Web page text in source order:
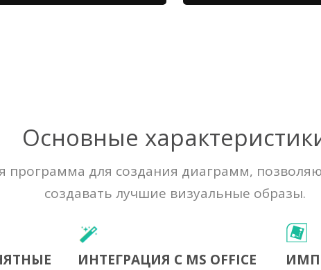
Основные
программа для создания диаграмм,
создавать лучшие визуальные образы.
ИНТЕГРАЦИЯ С MS OFFICE